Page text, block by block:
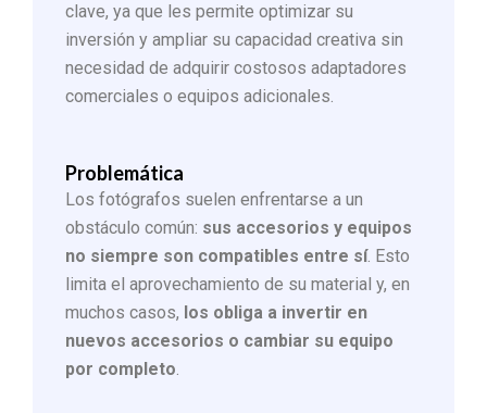
clave, ya que les permite optimizar su
inversión y ampliar su capacidad creativa sin
necesidad de adquirir costosos adaptadores
comerciales o equipos adicionales.
Problemática
Los fotógrafos suelen enfrentarse a un
obstáculo común: sus accesorios y equipos
no siempre son compatibles entre sí. Esto
limita el aprovechamiento de su material y, en
muchos casos, los obliga a invertir en
nuevos accesorios o cambiar su equipo
por completo